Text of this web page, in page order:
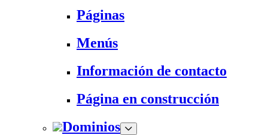
Páginas
Menús
Información de contacto
Página en construcción
Dominios